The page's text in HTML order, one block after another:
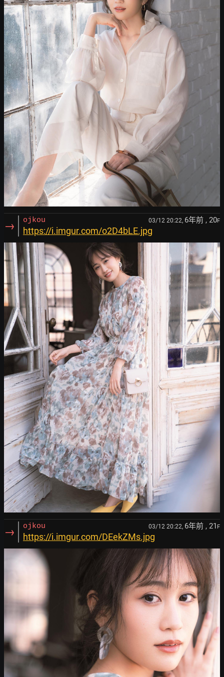
→ ojkou 03/12 20:22, 6年前 , 20F
https://i.imgur.com/o2D4bLE.jpg
→ ojkou 03/12 20:22, 6年前 , 21 F
https://i.imgur.com/DEekZMs.jpg